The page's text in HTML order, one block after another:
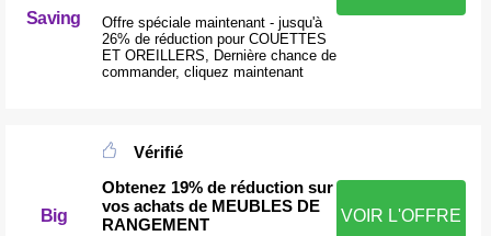
Saving
Offre spéciale maintenant - jusqu'à
26% de réduction pour COUETTES
ET OREILLERS, Dernière chance de
commander, cliquez maintenant
Big
Vérifié
Obtenez 19% de réduction sur
vos achats de MEUBLES DE
RANGEMENT
VOIR L'OFFRE